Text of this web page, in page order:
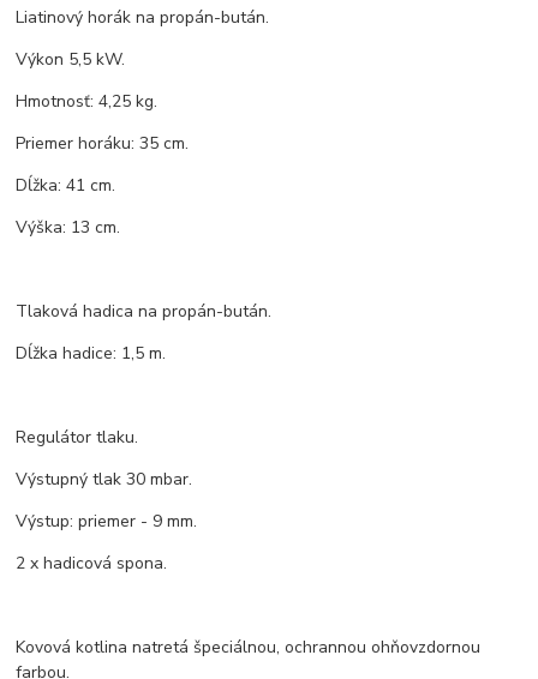
Liatinový horák na propán-bután.
Výkon 5,5 kW.
Hmotnosť: 4,25 kg.
Priemer horáku: 35 cm.
Dĺžka: 41 cm.
Výška: 13 cm.
Tlaková hadica na propán-bután.
Dĺžka hadice: 1,5 m.
Regulátor tlaku.
Výstupný tlak 30 mbar.
Výstup: priemer - 9 mm.
2 x hadicová spona.
Kovová kotlina natretá špeciálnou, ochrannou ohňovzdornou
farbou.